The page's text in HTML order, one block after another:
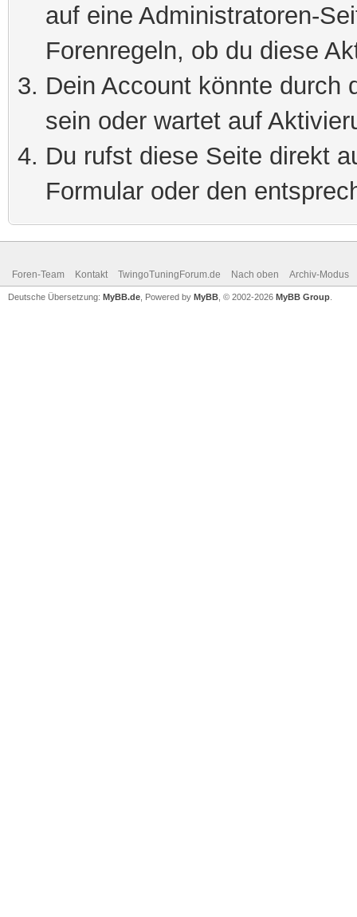
auf eine Administratoren-
Forenregeln, ob du diese
Dein Account könnte durch
sein oder wartet auf
Du rufst diese Seite direkt
Formular oder den
Foren-Team Kontakt TwingoTuningForum.de Nach oben Archiv-Modus
Deutsche Übersetzung: MyBB.de , Powered by MyBB , © 2002-2026 MyBB Group